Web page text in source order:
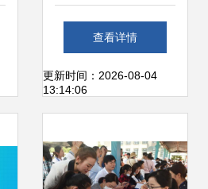
咨询顾问实习初体
验
查看详情
更新时间：2026-08-04
13:14:06